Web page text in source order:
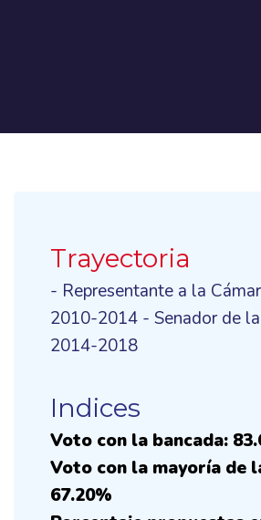
Trayectoria
- Representante a la
2010-2014 - Senador de
2014-2018
Indices
Voto con la bancada:
Voto con la mayoría de
67.20%